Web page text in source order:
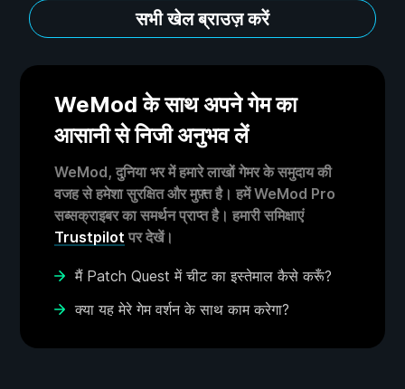
सभी खेल ब्राउज़ करें
WeMod के साथ अपने गेम का
आसानी से निजी अनुभव लें
WeMod, दुनिया भर में हमारे लाखों गेमर के समुदाय की
वजह से हमेशा सुरक्षित और मुफ़्त है। हमें WeMod Pro
सब्सक्राइबर का समर्थन प्राप्त है। हमारी समिक्षाएं
Trustpilot पर देखें।
मैं Patch Quest में चीट का इस्तेमाल कैसे करूँ?
क्या यह मेरे गेम वर्शन के साथ काम करेगा?